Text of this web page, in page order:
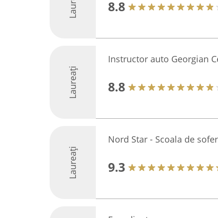
8.8
Laureați
Instructor auto Georgian
8.8
Laureați
Nord Star - Scoala de
9.3